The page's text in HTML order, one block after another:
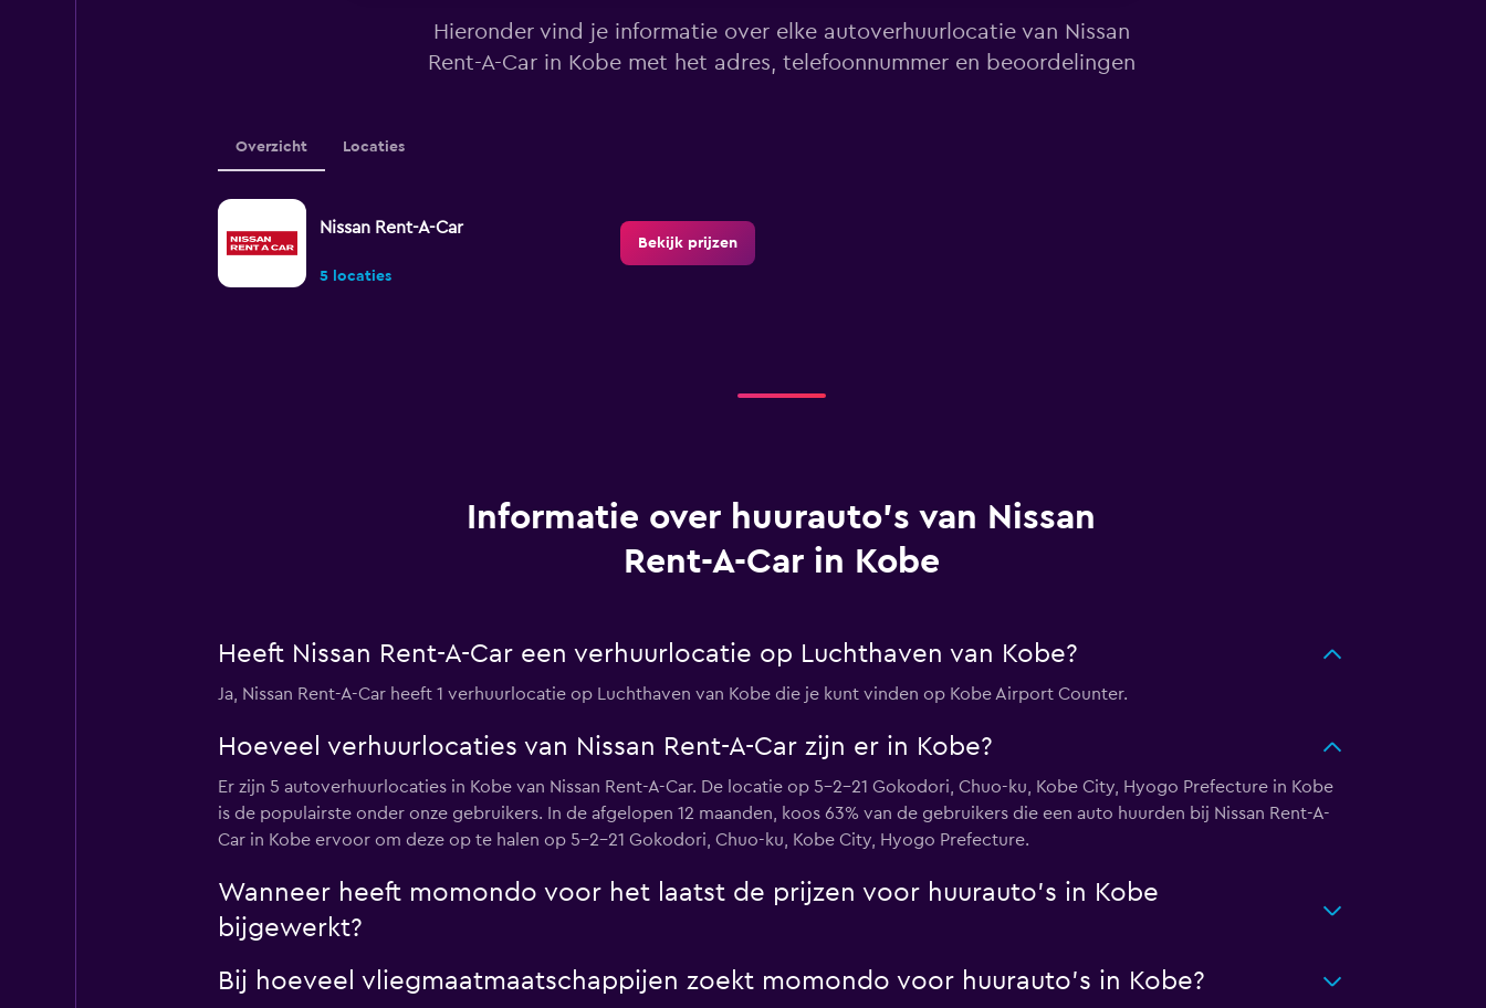
Hieronder vind je informatie over elke autoverhuurlocatie van Nissan
Rent-A-Car in Kobe met het adres, telefoonnummer en beoordelingen
Overzicht Locaties
Nissan Rent-A-Car
5 locaties
Bekijk prijzen
Informatie over huurauto's van Nissan
Rent-A-Car in Kobe
Heeft Nissan Rent-A-Car een verhuurlocatie op Luchthaven van Kobe?
Ja, Nissan Rent-A-Car heeft 1 verhuurlocatie op Luchthaven van Kobe die je kunt vinden op Kobe Airport Counter.
Hoeveel verhuurlocaties van Nissan Rent-A-Car zijn er in Kobe?
Er zijn 5 autoverhuurlocaties in Kobe van Nissan Rent-A-Car. De locatie op 5-2-21 Gokodori, Chuo-ku, Kobe City, Hyogo Prefecture in Kobe
is de populairste onder onze gebruikers. In de afgelopen 12 maanden, koos 63% van de gebruikers die een auto huurden bij Nissan Rent-A-
Car in Kobe ervoor om deze op te halen op 5-2-21 Gokodori, Chuo-ku, Kobe City, Hyogo Prefecture.
Wanneer heeft momondo voor het laatst de prijzen voor huurauto's in Kobe
bijgewerkt?
Bij hoeveel vliegmaatmaatschappijen zoekt momondo voor huurauto's in Kobe?